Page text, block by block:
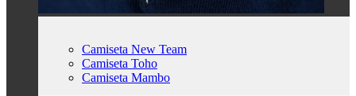
Camiseta New Team
Camiseta Toho
Camiseta Mambo